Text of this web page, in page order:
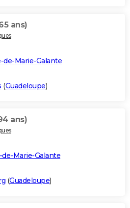
ans)
de-Marie-Galante
(Guadeloupe)
ans)
Marie-Galante
(Guadeloupe)